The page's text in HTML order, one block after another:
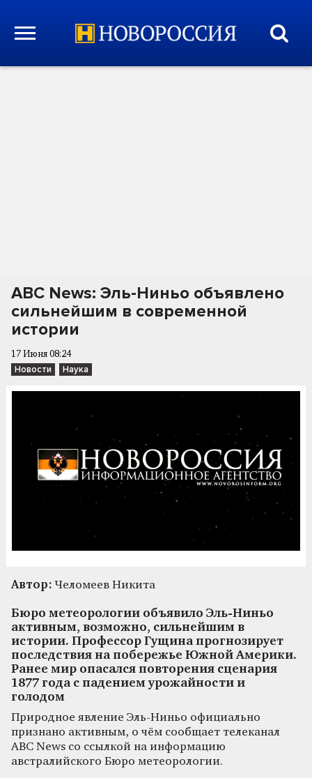
ABC News: Эль-Ниньо объявлено
сильнейшим в современной
истории
17 Июня 08:24
Новости Наука
Автор: Челомеев Никита
Бюро метеорологии объявило Эль-Ниньо
активным, возможно, сильнейшим в
истории. Профессор Гущина прогнозирует
последствия на побережье Южной Америки.
Ранее мир опасался повторения сценария
1877 года с падением урожайности и
голодом
Природное явление Эль-Ниньо официально
признано активным, о чём сообщает телеканал
ABC News со ссылкой на информацию
австралийского Бюро метеорологии.